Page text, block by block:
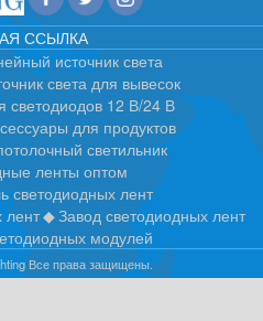
ССЫЛКА
источник света
света для вывесок
светодиодов 12 В/24 В
для продуктов
светильник
ленты оптом
светодиодных лент
лент
Завод светодиодных лент
модулей
Все права защищены.